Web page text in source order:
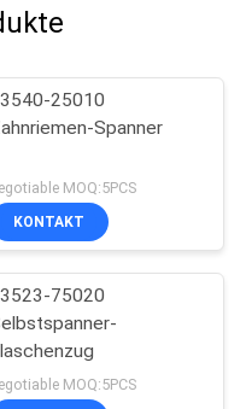
25010
Spanner
MOQ:5PCS
KONTAKT
75020
MOQ:5PCS